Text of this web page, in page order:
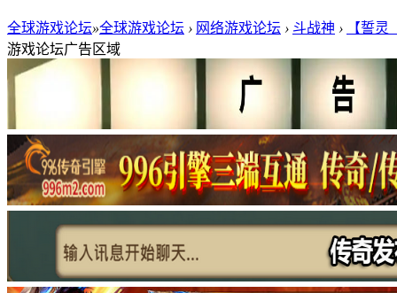
全球游戏论坛»全球游戏论坛 › 网络游戏论坛 › 斗战神 ›
【誓
游戏论坛广告区域